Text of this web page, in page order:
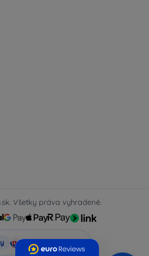
Všetky práva vyhradené.
Top4Mobile.sk